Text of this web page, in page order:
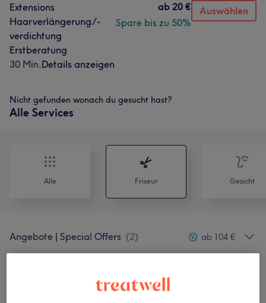
Extensions
Haarverlängerung/-
verdichtung
Erstberatung
30 Min.Details anzeigen
ab 20 €
Spare bis zu 50%
Auswählen
Nicht gefunden wonach du gesucht hast?
Alle Services
Alle Friseur Gesicht
Angebote | Special Offers (2) ab 104 €
4)